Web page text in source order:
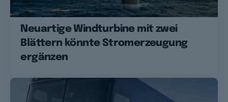
Neuartige Windturbine mit zwei
Blättern könnte Stromerzeugung
ergänzen